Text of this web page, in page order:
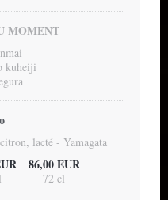
MOMENT
kuheiji
lacté - Yamagata
86,00 EUR
72 cl